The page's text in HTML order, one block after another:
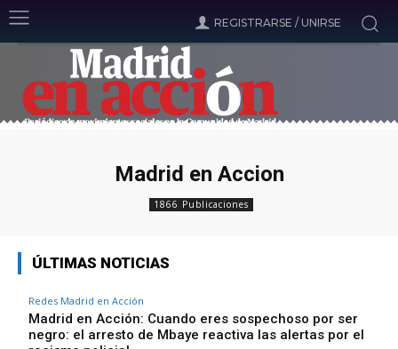
REGISTRARSE / UNIRSE
Madrid en Accion
1866 Publicaciones
ÚLTIMAS NOTICIAS
Redes Madrid en Acción
Madrid en Acción: Cuando eres sospechoso por ser
negro: el arresto de Mbaye reactiva las alertas por el